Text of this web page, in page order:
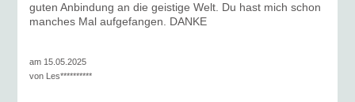
guten Anbindung an die geistige Welt. Du hast mich schon
manches Mal aufgefangen. DANKE
am 15.05.2025
von Les**********